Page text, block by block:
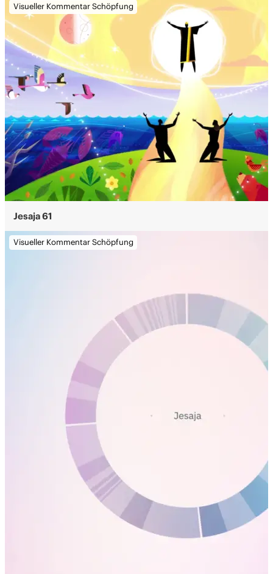
Visueller Kommentar Schöpfung
Jesaja 61
Visueller Kommentar Schöpfung